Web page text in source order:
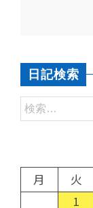
日記検索
月
火
1